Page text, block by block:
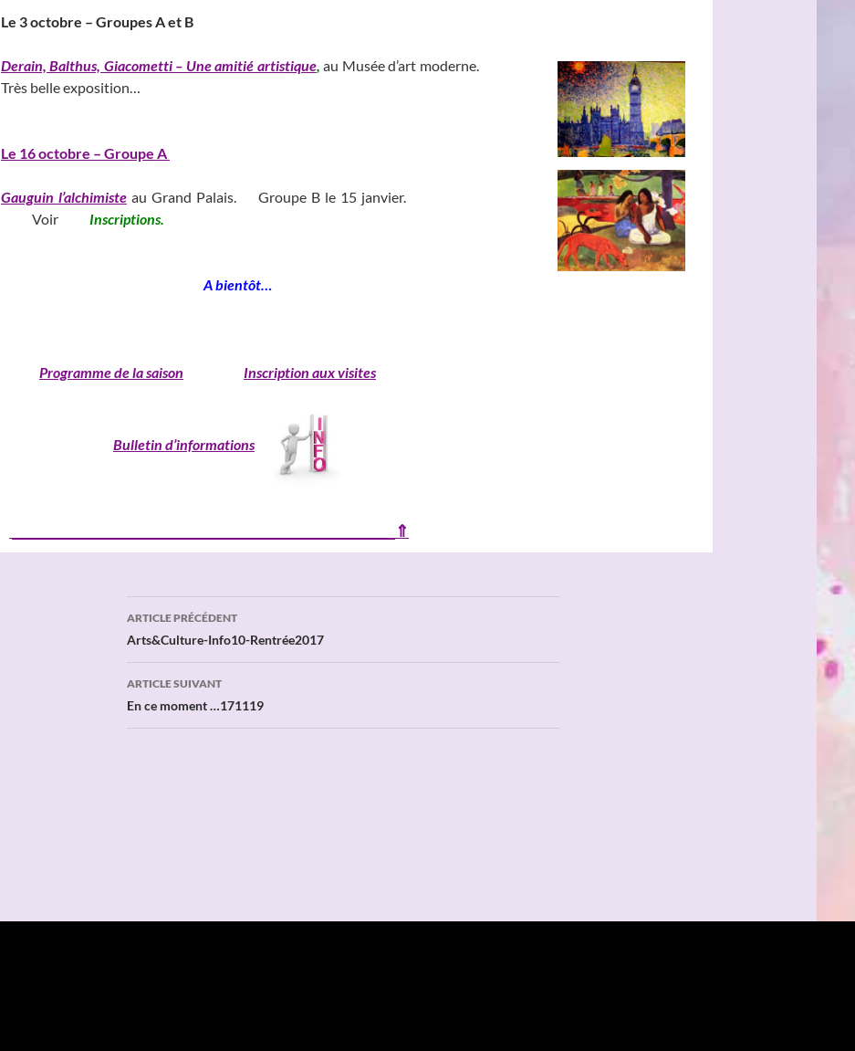
Le 3 octobre – Groupes A et B
Derain, Balthus, Giacometti – Une amitié artistique,au Musée d’art moderne.
Très belle exposition…
Le 16 octobre – Groupe A
Gauguin l’alchimiste au Grand Palais. Groupe B le 15 janvier.
Voir Inscriptions.
A bientôt…
Programme de la saison Inscription aux visites
Bulletin d’informations
____________________________________________________________⇑
Navigation
des
articles
ARTICLE PRÉCÉDENT
Arts&Culture-Info10-Rentrée2017
ARTICLE SUIVANT
En ce moment …171119